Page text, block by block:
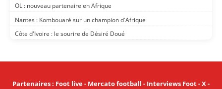
OL : nouveau partenaire en Afrique
Nantes : Kombouaré sur un champion d'Afrique
Côte d'Ivoire : le sourire de Désiré Doué
Partenaires: Foot live- Mercato football - Interviews Foot-X-